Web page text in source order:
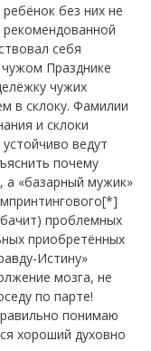
без них не
рекомендованной
себя
Празднике
чужих
в склоку. Фамилии
и склоки
ведут
почему
а «базарный мужик»
проблемных
приобретённых
Истину»
мозга, не
по парте!
понимаю
хороший духовно